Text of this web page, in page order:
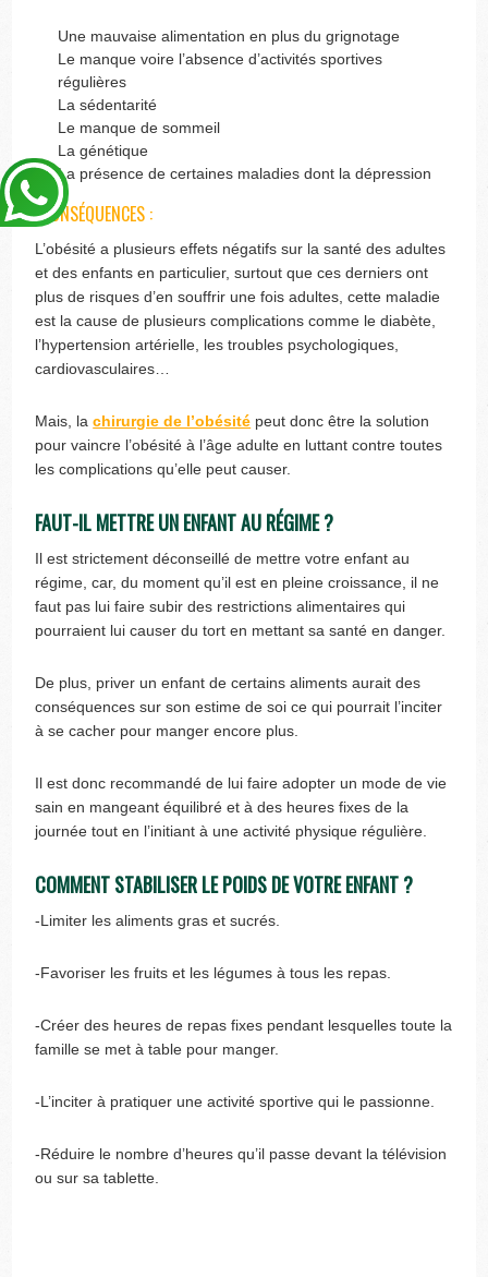
Une mauvaise alimentation en plus du grignotage
Le manque voire l’absence d’activités sportives
régulières
La sédentarité
Le manque de sommeil
La génétique
La présence de certaines maladies dont la dépression
-CONSÉQUENCES :
L’obésité a plusieurs effets négatifs sur la santé des adultes
et des enfants en particulier, surtout que ces derniers ont
plus de risques d’en souffrir une fois adultes, cette maladie
est la cause de plusieurs complications comme le diabète,
l’hypertension artérielle, les troubles psychologiques,
cardiovasculaires…
Mais, lachirurgie de l’obésité peut donc être la solution
pour vaincre l’obésité à l’âge adulte en luttant contre toutes
les complications qu’elle peut causer.
FAUT-IL METTRE UN ENFANT AU RÉGIME ?
Il est strictement déconseillé de mettre votre enfant au
régime, car, du moment qu’il est en pleine croissance, il ne
faut pas lui faire subir des restrictions alimentaires qui
pourraient lui causer du tort en mettant sa santé en danger.
De plus, priver un enfant de certains aliments aurait des
conséquences sur son estime de soi ce qui pourrait l’inciter
à se cacher pour manger encore plus.
Il est donc recommandé de lui faire adopter un mode de vie
sain en mangeant équilibré et à des heures fixes de la
journée tout en l’initiant à une activité physique régulière.
COMMENT STABILISER LE POIDS DE VOTRE ENFANT ?
-Limiter les aliments gras et sucrés.
-Favoriser les fruits et les légumes à tous les repas.
-Créer des heures de repas fixes pendant lesquelles toute la
famille se met à table pour manger.
-L’inciter à pratiquer une activité sportive qui le passionne.
-Réduire le nombre d’heures qu’il passe devant la télévision
ou sur sa tablette.